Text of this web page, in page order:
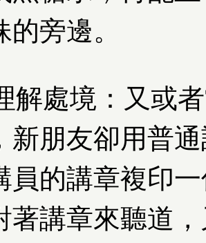
的旁邊。
解處境： 又或
新朋友卻用普
員的講章複印
著講章來聽道